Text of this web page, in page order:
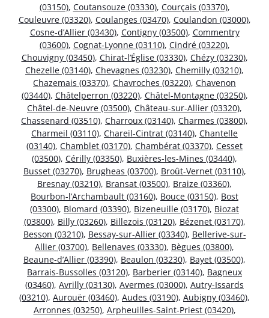
(03150), Coutansouze (03330), Courçais (03370),
Couleuvre (03320), Coulanges (03470), Coulandon (03000),
Cosne-d’Allier (03430), Contigny (03500), Commentry
(03600), Cognat-Lyonne (03110), Cindré (03220),
Chouvigny (03450), Chirat-l’Église (03330), Chézy (03230),
Chezelle (03140), Chevagnes (03230), Chemilly (03210),
Chazemais (03370), Chavroches (03220), Chavenon
(03440), Châtelperron (03220), Châtel-Montagne (03250),
Châtel-de-Neuvre (03500), Château-sur-Allier (03320),
Chassenard (03510), Charroux (03140), Charmes (03800),
Charmeil (03110), Chareil-Cintrat (03140), Chantelle
(03140), Chamblet (03170), Chambérat (03370), Cesset
(03500), Cérilly (03350), Buxières-les-Mines (03440),
Busset (03270), Brugheas (03700), Broût-Vernet (03110),
Bresnay (03210), Bransat (03500), Braize (03360),
Bourbon-l’Archambault (03160), Bouce (03150), Bost
(03300), Blomard (03390), Bizeneuille (03170), Biozat
(03800), Billy (03260), Billezois (03120), Bézenet (03170),
Besson (03210), Bessay-sur-Allier (03340), Bellerive-sur-
Allier (03700), Bellenaves (03330), Bègues (03800),
Beaune-d’Allier (03390), Beaulon (03230), Bayet (03500),
Barrais-Bussolles (03120), Barberier (03140), Bagneux
(03460), Avrilly (03130), Avermes (03000), Autry-Issards
(03210), Aurouër (03460), Audes (03190), Aubigny (03460),
Arronnes (03250), Arpheuilles-Saint-Priest (03420),